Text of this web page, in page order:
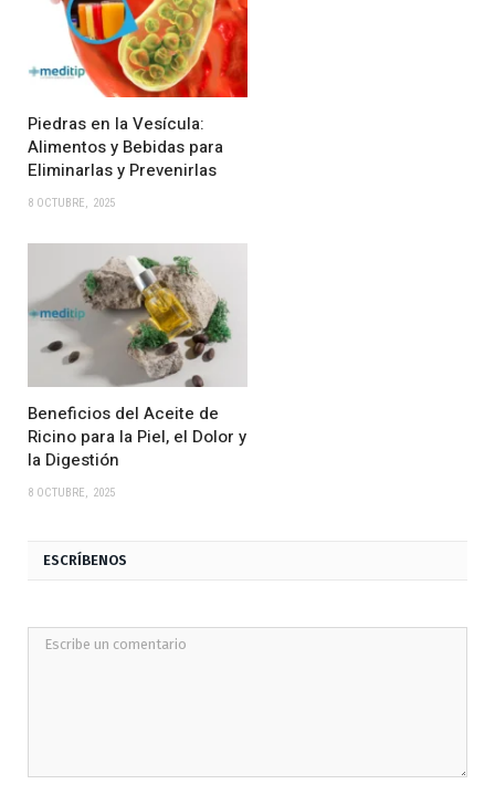
Piedras en la Vesícula:
Alimentos y Bebidas para
Eliminarlas y Prevenirlas
8 OCTUBRE, 2025
Beneficios del Aceite de
Ricino para la Piel, el Dolor y
la Digestión
8 OCTUBRE, 2025
ESCRÍBENOS